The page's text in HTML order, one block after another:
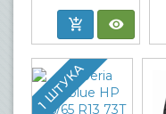
1 ШТУКА